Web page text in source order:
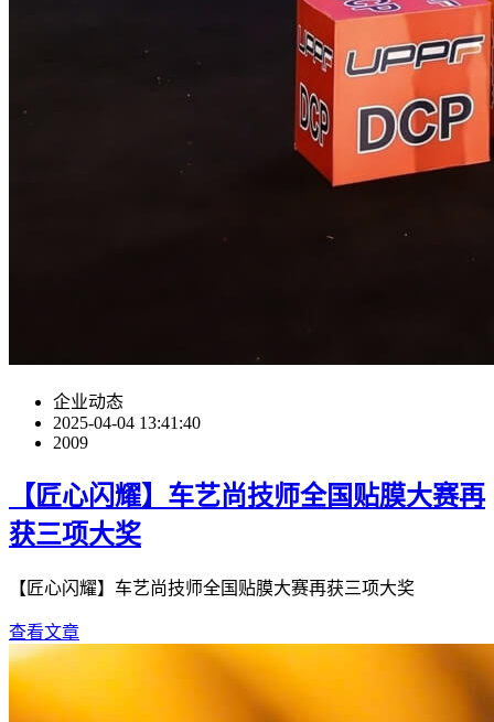
企业动态
2025-04-04 13:41:40
2009
【匠心闪耀】车艺尚技师全国贴膜大赛再
获三项大奖
【匠心闪耀】车艺尚技师全国贴膜大赛再获三项大奖
查看文章